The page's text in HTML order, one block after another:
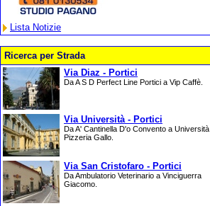
Lista Notizie
Ricerca per Strada
Via Diaz - Portici
Da A S D Perfect Line Portici a Vip Caffè.
Via Università - Portici
Da A' Cantinella D'o Convento a Università
Pizzeria Gallo.
Via San Cristofaro - Portici
Da Ambulatorio Veterinario a Vinciguerra
Giacomo.